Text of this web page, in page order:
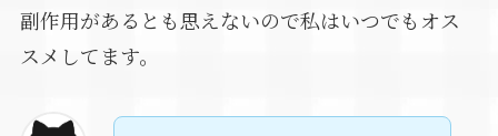
副作用があるとも思えないので私はいつでもオス
スメしてます。